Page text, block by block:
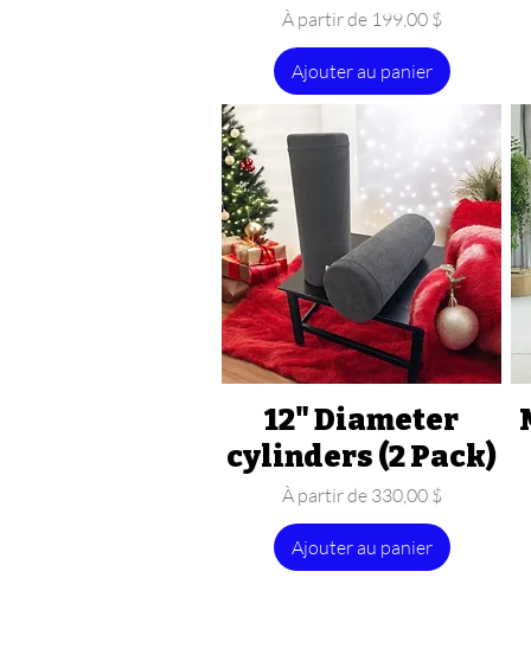
À partir de 199,00 $
Prix promotionnel
Ajouter au panier
Aperçu rapide
12" Diameter
cylinders (2 Pack)
À partir de 330,00 $
Prix promotionnel
Ajouter au panier